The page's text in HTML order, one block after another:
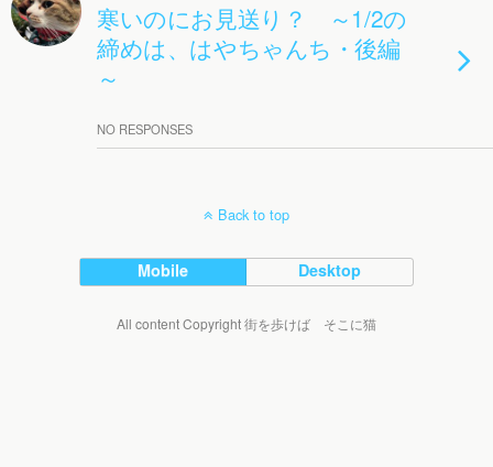
寒いのにお見送り？ ～1/2の
締めは、はやちゃんち・後編
～
NO RESPONSES
Back to top
Mobile Desktop
All content Copyright 街を歩けば そこに猫